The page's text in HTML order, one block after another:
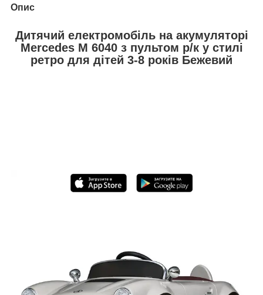
Опис
Дитячий електромобіль на акумуляторі
Mercedes M 6040 з пультом р/к у стилі
ретро для дітей 3-8 років Бежевий